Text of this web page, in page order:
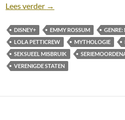
Lees verder Recensie: Furious
→
DISNEY+ EMMY ROSSUM
LOLA PETTICREW
MYTHOLOGIE
SEKSUEEL MISBRUIK
VERENIGDE STATEN